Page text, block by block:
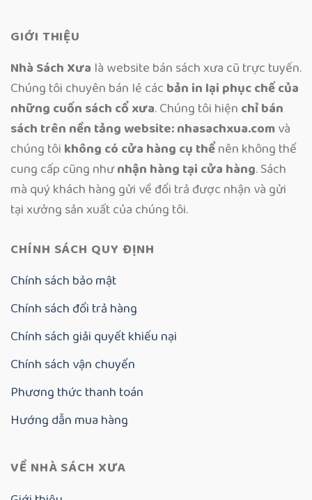
GIỚI THIỆU
Nhà Sách Xưa là website bán sách xưa cũ trực tuyến.
Chúng tôi chuyên bán lẻ các bản in lại phục chế của
những cuốn sách cổ xưa. Chúng tôi hiện chỉ bán
sách trên nền tảng website: nhasachxua.comvà
chúng tôi không có cửa hàng cụ thểnên không thể
cung cấp cũng nhưnhận hàng tại cửa hàng. Sách
mà quý khách hàng gửi về đổi trả được nhận và gửi
tại xưởng sản xuất của chúng tôi.
CHÍNH SÁCH QUY ĐỊNH
Chính sách bảo mật
Chính sách đổi trả hàng
Chính sách giải quyết khiếu nại
Chính sách vận chuyển
Phương thức thanh toán
Hướng dẫn mua hàng
VỀ NHÀ SÁCH XƯA